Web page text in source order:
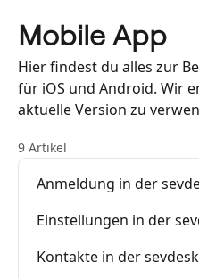
Mobile App
Hier findest du alles zur
für iOS und Android. Wir
aktuelle Version zu
9 Artikel
Anmeldung in der
Einstellungen in der
Kontakte in der